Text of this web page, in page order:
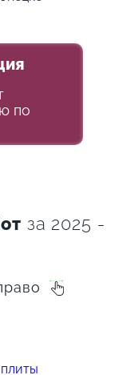
по
за 2025 -